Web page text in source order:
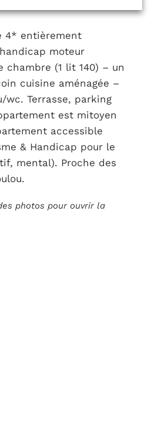
4* entièrement
moteur
chambre (1 lit 140) – un
cuisine aménagée –
wc. Terrasse, parking
est mitoyen
accessible
& Handicap pour le
mental). Proche des
photos pour ouvrir la